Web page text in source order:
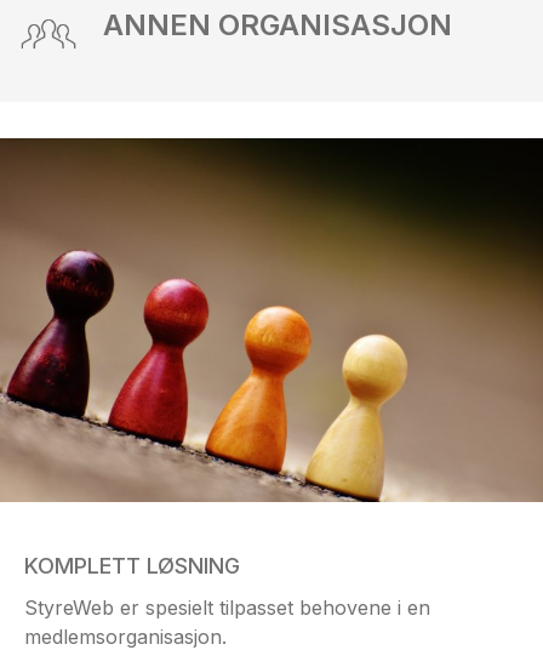
ANNEN ORGANISASJON
KOMPLETT LØSNING
StyreWeb er spesielt tilpasset behovene i en
medlemsorganisasjon.